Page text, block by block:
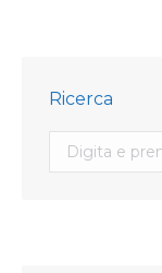
Ricerca
Search: